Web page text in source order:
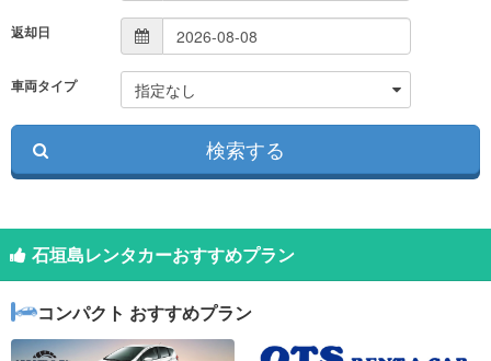
返却日
車両タイプ
石垣島レンタカーおすすめプラン
コンパクト おすすめプラン